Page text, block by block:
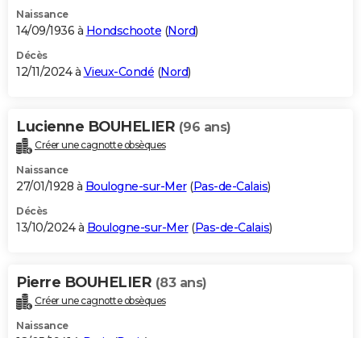
Naissance
14/09/1936 à Hondschoote (Nord)
Décès
12/11/2024 à Vieux-Condé (Nord)
Lucienne BOUHELIER (96 ans)
Créer une cagnotte obsèques
Naissance
27/01/1928 à Boulogne-sur-Mer(Pas-de-Calais)
Décès
13/10/2024 à Boulogne-sur-Mer(Pas-de-Calais)
Pierre BOUHELIER (83 ans)
Créer une cagnotte obsèques
Naissance